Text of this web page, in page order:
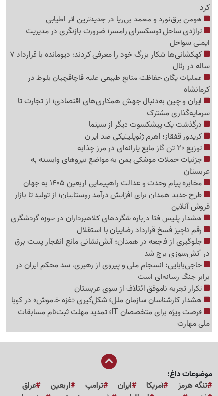
کرد
هومن برق‌نورد و محمد بی‌ریا در جدیدترین اثر اطیابی
تراژدی ساحل توسکسرای رامسر؛ ضرورت بازنگری در مدیریت
ایمنی سواحل
کهکشانی‌ها شکار بزرگ خود را معرفی کردند؛ دیومانده با قرارداد 7
ساله در رئال
عملیات یگان حفاظت منابع طبیعی علیه قاچاقچیان بلوط در
کرمانشاه
ایران و چین به‌دنبال جهش همکاری‌های اقتصادی؛ از تجارت تا
سرمایه‌گذاری مشترک
درگذشت یک پیشکسوت دیگر از سینما
کریدور قفقاز؛ اهرم ژئوپلیتیکی ضد ایران
توزیع 20 تن گاز مایع یارانه‌ای در مرز چذابه
جزئیات حملات موشکی یمن به مواضع نیروهای وابسته به
عربستان
مخابره پیام وحدت و عدالت راهپیمایی اربعین 1405 به جهان
طرح جدید همدان برای افزایش درآمد روستاییان؛ از تولید تا بازار
فروش آنلاین
هشدار پلیس فتا درباره شگردهای کلاهبرداران در حوزه گردشگری
رقم ناچیز فسخ قرارداد رضاییان با استقلال
جلوگیری از فاجعه در همدان؛ آتش‌نشانی مانع انفجار پست برق
در آتش‌سوزی برج شد
حاجی‌بابایی: انسجام ملی و پیروی از رهبری، سد محکم ایران در
برابر جنگ رسانه‌ای است
تکرار تجربه ناموفق ائتلاف از سوی عربستان
هشدار کارشناسان سازمان ملل؛ شکل‌گیری «غزه‌ خاموش» در کوبا
فرصت ویژه برای متخصصان IT؛ تمدید مهلت ثبت‌نام مسابقات
ملی مهارت
موضوعات داغ:
تنگه هرمز
آمریکا ایران ترامپ اربعین
عراق